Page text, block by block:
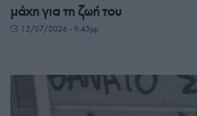
μάχη για τη ζωή του
12/07/2026 - 9:45μμ